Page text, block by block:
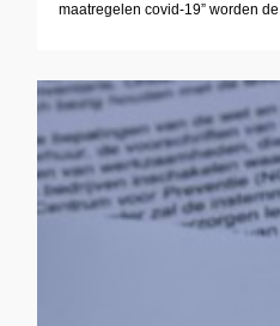
maatregelen covid-19” worden